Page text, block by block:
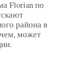
Florian по
района в
может